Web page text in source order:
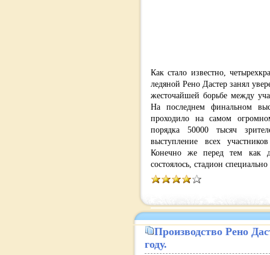
Как стало известно,
ледяной Рено Дастер занял
жесточайшей борьбе между
На последнем финальном
проходило на самом
порядка 50000 тысяч
выступление всех
Конечно же перед тем как
состоялось, стадион
Производство Рено
году.